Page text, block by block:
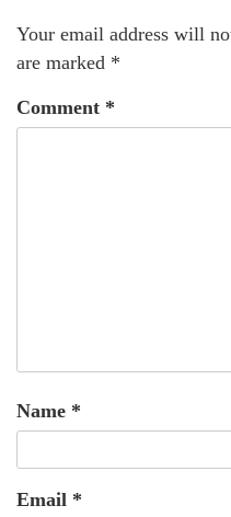
Your email address will
are marked *
Comment *
Name *
Email *